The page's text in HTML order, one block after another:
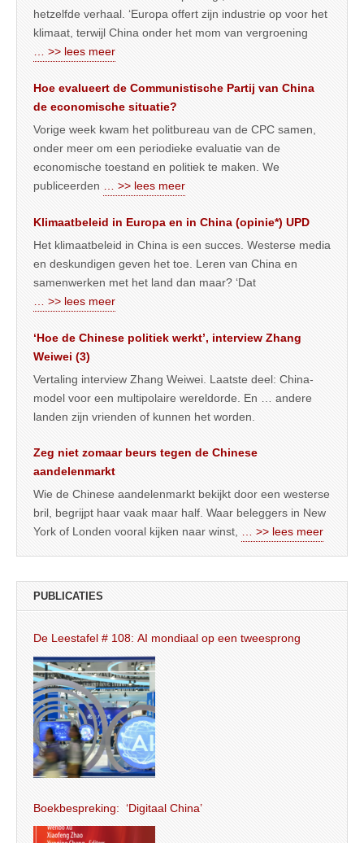
hetzelfde verhaal. ‘Europa offert zijn industrie op voor het
klimaat, terwijl China onder het mom van vergroening
… >> lees meer
Hoe evalueert de Communistische Partij van China
de economische situatie?
Vorige week kwam het politbureau van de CPC samen,
onder meer om een periodieke evaluatie van de
economische toestand en politiek te maken. We
publiceerden
… >> lees meer
Klimaatbeleid in Europa en in China (opinie*) UPD
Het klimaatbeleid in China is een succes. Westerse media
en deskundigen geven het toe. Leren van China en
samenwerken met het land dan maar? ‘Dat
… >> lees meer
‘Hoe de Chinese politiek werkt’, interview Zhang
Weiwei (3)
Vertaling interview Zhang Weiwei. Laatste deel: China-
model voor een multipolaire wereldorde. En … andere
landen zijn vrienden of kunnen het worden.
Zeg niet zomaar beurs tegen de Chinese
aandelenmarkt
Wie de Chinese aandelenmarkt bekijkt door een westerse
bril, begrijpt haar vaak maar half. Waar beleggers in New
York of Londen vooral kijken naar winst,
… >> lees meer
PUBLICATIES
De Leestafel # 108: AI mondiaal op een tweesprong
Boekbespreking: ‘Digitaal China’